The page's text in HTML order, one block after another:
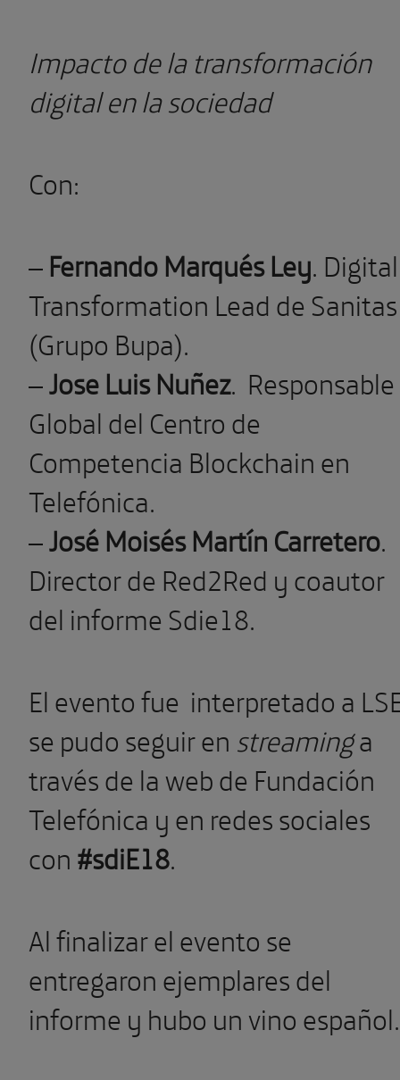
Impacto de la transformación
digital en la sociedad
Con:
–Fernando Marqués Ley. Digital
Transformation Lead de Sanitas
(Grupo Bupa).
–Jose Luis Nuñez. Responsable
Global del Centro de
Competencia Blockchain en
Telefónica.
–José Moisés Martín Carretero.
Director de Red2Red y coautor
del informe Sdie18.
El evento fue interpretado a
se pudo seguir en streaminga
través de la web de Fundación
Telefónica y en redes sociales
con#sdiE18.
Al finalizar el evento se
entregaron ejemplares del
informe y hubo un vino español.